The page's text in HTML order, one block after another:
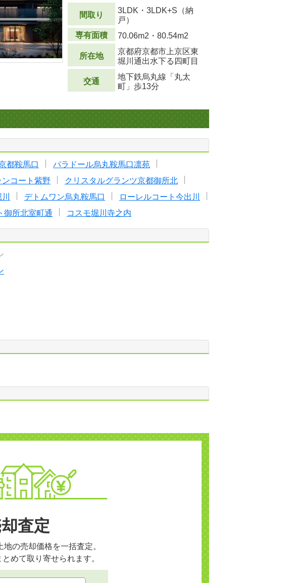
間取り
3LDK・3LDK+S（納
戸）
専有面積
70.06m2 ・80.54m2
所在地
京都府京都市上京区東
堀川通出水下る四町目
交通
地下鉄烏丸線「丸太
町」歩13分
都鞍馬口
パラドール烏丸鞍馬口凛苑
ンコート紫野
クリスタルグランツ京都御所北
デトムワン烏丸鞍馬口
ローレルコート今出川
御所北室町通 コスモ堀川寺之内
査定
の売却価格を一括査定。
めて取り寄せられます。